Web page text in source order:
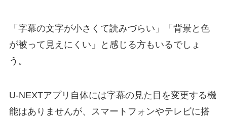
「字幕の文字が小さくて読みづらい」「背景と色
が被って見えにくい」と感じる方もいるでしょ
う。
U-NEXTアプリ自体には字幕の見た目を変更する機
能はありませんが、スマートフォンやテレビに搭